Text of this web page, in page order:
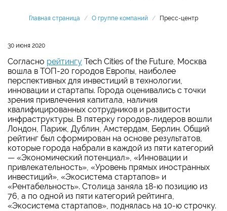
Главная страница / О группе компаний / Пресс-центр
30 июня 2020
Согласно рейтингу Tech Cities of the Future, Москва
вошла в ТОП-20 городов Европы, наиболее
перспективных для инвестиций в технологии,
инновации и стартапы. Города оценивались с точки
зрения привлечения капитала, наличия
квалифицированных сотрудников и развитости
инфраструктуры. В пятерку городов-лидеров вошли
Лондон, Париж, Дублин, Амстердам, Берлин. Общий
рейтинг был сформирован на основе результатов,
которые города набрали в каждой из пяти категорий
— «Экономический потенциал», «Инновации и
привлекательность», «Уровень прямых иностранных
инвестиций», «Экосистема стартапов» и
«Рентабельность». Столица заняла 18-ю позицию из
76, а по одной из пяти категорий рейтинга,
«Экосистема стартапов», поднялась на 10-ю строчку.